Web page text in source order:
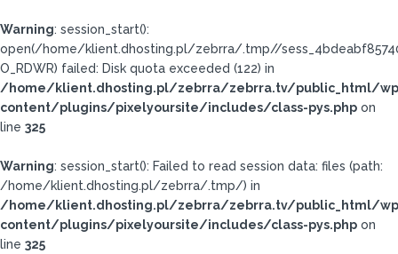
Warning: session_start():
open(/home/klient.dhosting.pl/zebrra/.tmp//
O_RDWR) failed: Disk quota exceeded (122) in
/home/klient.dhosting.pl/zebrra/zebrra.tv/public_html/
content/plugins/pixelyoursite/includes/class-pys.php on
line 325
Warning: session_start(): Failed to read session data: files (path:
/home/klient.dhosting.pl/zebrra/.tmp/) in
/home/klient.dhosting.pl/zebrra/zebrra.tv/public_html/
content/plugins/pixelyoursite/includes/class-pys.php on
line 325